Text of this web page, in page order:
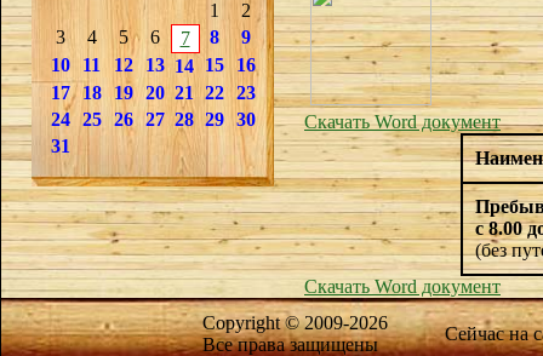
1
2
3
4 5 6 7 8
9
10
11 12 13 14 15
16
17
18 19 20 21 22
23
24
25 26 27 28 29
30
31
Скачать Word документ
с 8.00
(без
Скачать Word документ
Copyright © 2009-2026
Все права защищены
Сейчас на